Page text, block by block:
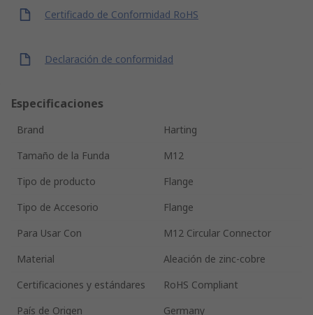
Certificado de Conformidad RoHS
Declaración de conformidad
Especificaciones
Brand
Harting
Tamaño de la Funda
M12
Tipo de producto
Flange
Tipo de Accesorio
Flange
Para Usar Con
M12 Circular Connector
Material
Aleación de zinc-cobre
Certificaciones y estándares
RoHS Compliant
País de Origen
Germany